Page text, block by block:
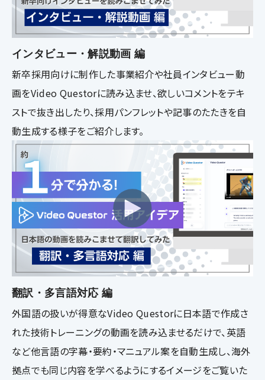
インタビュー・解説動画 編
新卒採用向けに制作した事業紹介や社員インタビュー動
画をVideo Questorに読み込ませ、欲しいコメントをテキ
ストで抜き出したり、採用パンフレットや記事のたたきを自
動生成する様子をご紹介します。
翻訳・多言語対応 編
外国語の扱いが得意なVideo Questorに日本語で作成さ
れた技術トレーニングの動画を読み込ませるだけで、英語
など他言語の字幕・要約・マニュアル案を自動生成し、海外
拠点でも同じ内容を学べるようにするイメージをご覧いた